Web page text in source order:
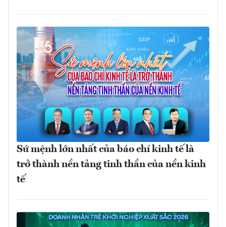
Sứ mệnh lớn nhất của báo chí kinh tế là
trở thành nền tảng tinh thần của nền kinh
tế